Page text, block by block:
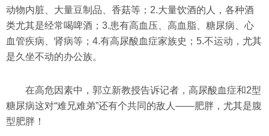
动物内脏、大量豆制品、香菇等；2.大量饮酒的人，各种酒
类尤其是经常喝啤酒；3.患有高血压、高血脂、糖尿病、心
血管疾病、肾病等；4.有高尿酸血症家族史；5.不运动，尤其
是久坐不动的办公族。
在高危因素中，郭立新教授告诉记者，高尿酸血症和2型
糖尿病这对“难兄难弟”还有个共同的敌人——肥胖，尤其是腹
型肥胖！